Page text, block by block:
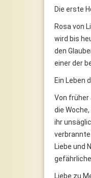
Die erste
Rosa von
wird bis
den
einer der
Ein Leben
Von früher
die
ihr
Liebe und
Liebe zu